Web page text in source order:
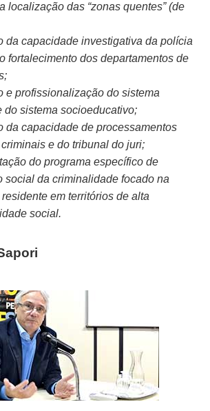
localização das “zonas quentes” (de
da capacidade investigativa da polícia
fortalecimento dos departamentos de
e profissionalização do sistema
do sistema socioeducativo;
da capacidade de processamentos
e do tribunal do juri;
do programa específico de
social da criminalidade focado na
em territórios de alta
social.